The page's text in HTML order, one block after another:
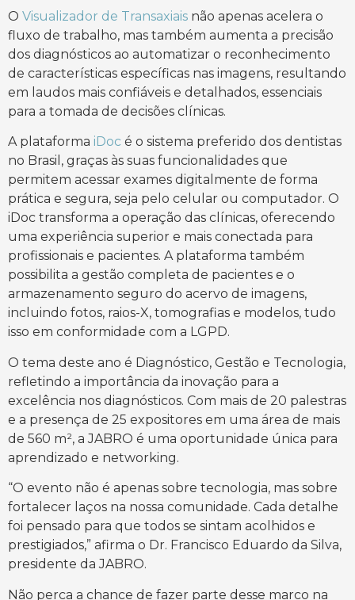
O Visualizador de Transaxiais não apenas acelera o
fluxo de trabalho, mas também aumenta a precisão
dos diagnósticos ao automatizar o reconhecimento
de características específicas nas imagens, resultando
em laudos mais confiáveis e detalhados, essenciais
para a tomada de decisões clínicas.
A plataforma iDoc é o sistema preferido dos dentistas
no Brasil, graças às suas funcionalidades que
permitem acessar exames digitalmente de forma
prática e segura, seja pelo celular ou computador. O
iDoc transforma a operação das clínicas, oferecendo
uma experiência superior e mais conectada para
profissionais e pacientes. A plataforma também
possibilita a gestão completa de pacientes e o
armazenamento seguro do acervo de imagens,
incluindo fotos, raios-X, tomografias e modelos, tudo
isso em conformidade com a LGPD.
O tema deste ano é Diagnóstico, Gestão e Tecnologia,
refletindo a importância da inovação para a
excelência nos diagnósticos. Com mais de 20 palestras
e a presença de 25 expositores em uma área de mais
de 560 m², a JABRO é uma oportunidade única para
aprendizado e networking.
“O evento não é apenas sobre tecnologia, mas sobre
fortalecer laços na nossa comunidade. Cada detalhe
foi pensado para que todos se sintam acolhidos e
prestigiados,” afirma o Dr. Francisco Eduardo da Silva,
presidente da JABRO.
Não perca a chance de fazer parte desse marco na